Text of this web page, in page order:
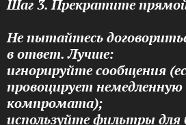
Шаг 3. Прекратите
Не пытайтесь
в ответ. Лучше:
игнорируйте сообщения
провоцирует
компромата);
используйте фильтры для